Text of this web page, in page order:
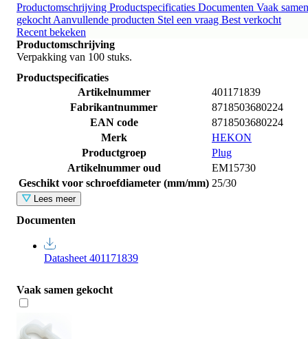
Productomschrijving Productspecificaties Documenten Vaak samen
gekocht Aanvullende producten Stel een vraag Best verkocht
Recent bekeken
Productomschrijving
Verpakking van 100 stuks.
Productspecificaties
Artikelnummer
401171839
Fabrikantnummer
8718503680224
EAN code
8718503680224
Merk
HEKON
Productgroep
Plug
Artikelnummer oud
EM15730
Geschikt voor schroefdiameter (mm/mm) 25/30
Lees meer
Documenten
Datasheet 401171839
Vaak samen gekocht